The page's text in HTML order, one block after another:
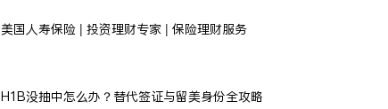
美国人寿保险 | 投资理财专家 | 保险理财服务
H1B没抽中怎么办？替代签证与留美身份全攻略